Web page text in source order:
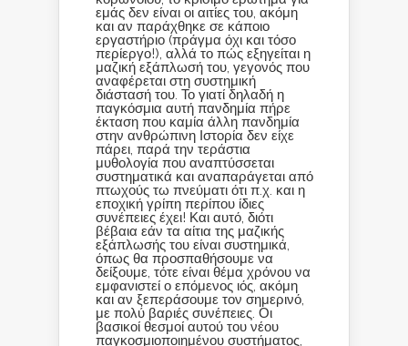
εμάς δεν είναι οι αιτίες του, ακόμη
και αν παράχθηκε σε κάποιο
εργαστήριο (πράγμα όχι και τόσο
περίεργο!), αλλά το πώς εξηγείται η
μαζική εξάπλωσή του, γεγονός που
αναφέρεται στη συστημική
διάστασή του. Το γιατί δηλαδή η
παγκόσμια αυτή πανδημία πήρε
έκταση που καμία άλλη πανδημία
στην ανθρώπινη Ιστορία δεν είχε
πάρει, παρά την τεράστια
μυθολογία που αναπτύσσεται
συστηματικά και αναπαράγεται από
πτωχούς τω πνεύματι ότι π.χ. και η
εποχική γρίπη περίπου ίδιες
συνέπειες έχει! Και αυτό, διότι
βέβαια εάν τα αίτια της μαζικής
εξάπλωσής του είναι συστημικά,
όπως θα προσπαθήσουμε να
δείξουμε, τότε είναι θέμα χρόνου να
εμφανιστεί ο επόμενος ιός, ακόμη
και αν ξεπεράσουμε τον σημερινό,
με πολύ βαριές συνέπειες. Οι
βασικοί θεσμοί αυτού του νέου
παγκοσμιοποιημένου συστήματος,